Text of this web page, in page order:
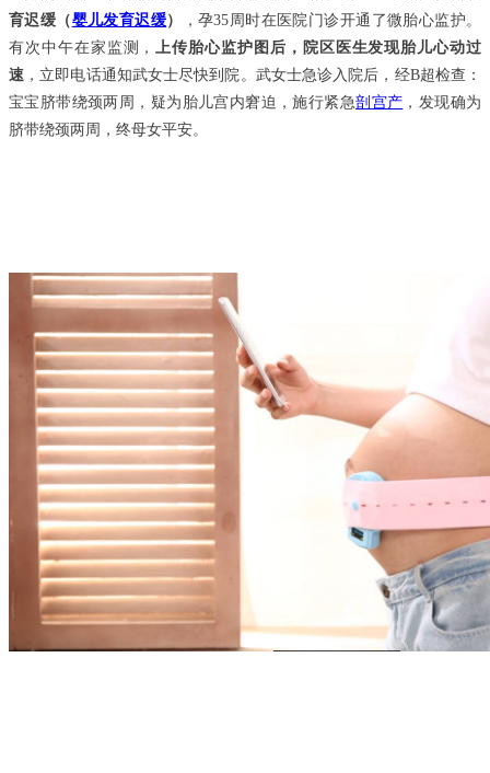
育迟缓（婴儿发育迟缓）
，孕35周时在医院门诊开通了微胎心监护。
有次中午在家监测，
上传胎心监护图后，院区医生发现胎儿心动过
速 ，立即电话通知武女士尽快到院。武女士急诊入院后，经B超检查：
宝宝脐带绕颈两周，疑为胎儿宫内窘迫，施行紧急剖宫产 ，发现确为
脐带绕颈两周，终母女平安。